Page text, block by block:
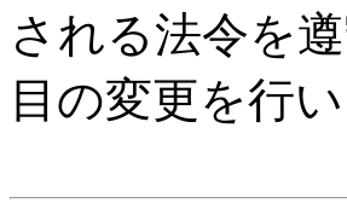
される法令を
目の変更を行い